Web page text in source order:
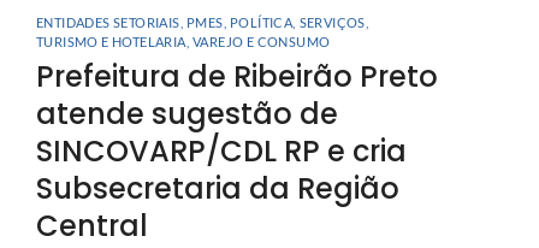
ENTIDADES SETORIAIS PMES POLÍTICA SERVIÇOS
TURISMO E HOTELARIA VAREJO E CONSUMO
Prefeitura de Ribeirão Preto
atende sugestão de
SINCOVARP/CDL RP e cria
Subsecretaria da Região
Central